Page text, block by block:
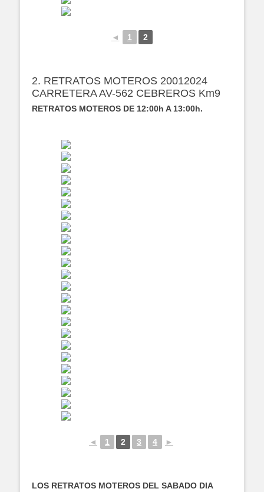
◄ 1 2
2. RETRATOS MOTEROS 20012024
CARRETERA AV-562 CEBREROS Km9
RETRATOS MOTEROS DE 12:00h A 13:00h.
◄ 1 2 3 4 ►
LOS RETRATOS MOTEROS DEL SABADO DIA